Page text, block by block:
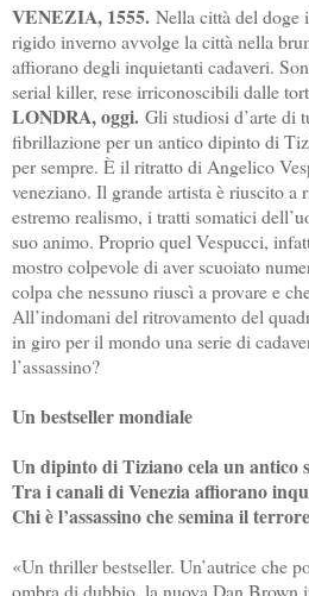
VENEZIA, 1555. Nella città del doge
rigido inverno avvolge la città nella
affiorano degli inquietanti cadaveri.
serial killer, rese irriconoscibili dalle
LONDRA, oggi. Gli studiosi d’arte di
fibrillazione per un antico dipinto di
per sempre. È il ritratto di Angelico
veneziano. Il grande artista è riuscito a
estremo realismo, i tratti somatici
suo animo. Proprio quel Vespucci,
mostro colpevole di aver scuoiato
colpa che nessuno riuscì a provare e
All’indomani del ritrovamento del
in giro per il mondo una serie di
l’assassino?
Un bestseller mondiale
Un dipinto di Tiziano cela un antico
Tra i canali di Venezia affiorano
Chi è l’assassino che semina il
«Un thriller bestseller. Un’autrice che
ombra di dubbio, la nuova Dan Brown